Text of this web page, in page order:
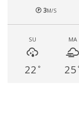
3M/S
SU
22 °
MA
25